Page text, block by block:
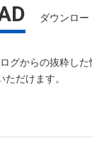
ダウンロー
グからの抜粋し
ただけます。